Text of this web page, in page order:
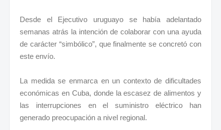
Desde el Ejecutivo uruguayo se había adelantado
semanas atrás la intención de colaborar con una ayuda
de carácter “simbólico”, que finalmente se concretó con
este envío.
La medida se enmarca en un contexto de dificultades
económicas en Cuba, donde la escasez de alimentos y
las interrupciones en el suministro eléctrico han
generado preocupación a nivel regional.